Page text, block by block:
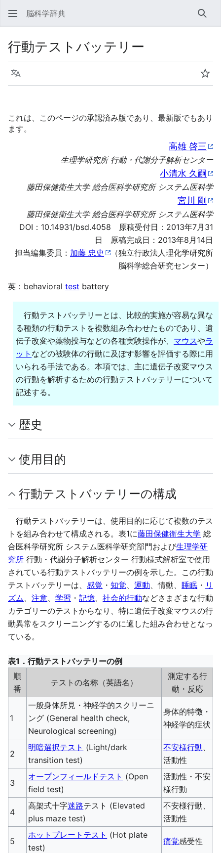
脳科学辞典 検索
行動テストバッテリー
言語 ウ
これは、このページの承認済み版であり、最新版でもあり
ます。
高雄 啓三
生理学研究所 行動・代謝分子解析センター
小清水 久嗣
藤田保健衛生大学 総合医科学研究所 システム医科学
宮川 剛
藤田保健衛生大学 総合医科学研究所 システム医科学
DOI： 10.14931/bsd.4058 原稿受付日：2013年7月31
日 原稿完成日：2013年8月14日
担当編集委員： 加藤 忠史
（独立行政法人理化学研究所
脳科学総合研究センター）
英：behavioral test battery
行動テストバッテリーとは、比較的実施が容易な異な
る種類の行動テストを複数組み合わせたものであり、遺
伝子改変や薬物投与などの各種実験操作が、 マウスやラ
ット などの被験体の行動に及ぼす影響を評価する際に用
いられる手法である。本項では、主に遺伝子改変マウス
の行動を解析するための行動テストバッテリーについて
記述する。
歴史
使用目的
行動テストバッテリーの構成
行動テストバッテリーは、使用目的に応じて複数のテス
トを組み合わせて構成される。表1に藤田保健衛生大学 総
合医科学研究所 システム医科学研究部門および生理学研
究所 行動・代謝分子解析センター 行動様式解析室で使用
されている行動テストバッテリーの例を示した。この行動
テストバッテリーは、 感覚 ・ 知覚、 運動、情動、 睡眠 ・ リ
ズム、 注意、 学習 ・ 記憶、 社会的行動などさまざまな行動
カテゴリーのテストからなり、特に遺伝子改変マウスの行
動異常をスクリーニングするのに適した組み合わせとなっ
ている。
表1．行動テストバッテリーの例
順
番
テストの名称（英語名）
測定する行
動・反応
1
一般身体所見・神経学的スクリーニ
ング (General health check,
Neurological screening)
身体的特徴・
神経学的症状
2
明暗選択テスト (Light/dark
transition test)
不安様行動、
活動性
3
オープンフィールドテスト (Open
field test)
活動性・不安
様行動
4
高架式十字迷路テスト (Elevated
plus maze test)
不安様行動、
活動性
5
ホットプレートテスト (Hot plate
test)
痛覚感受性